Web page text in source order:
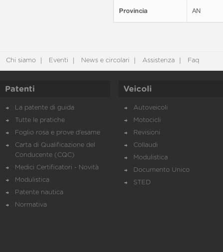
Provincia AN
Chi siamo Eventi News e circolari Assistenza Faq
Patenti
La patente di guida
Tutte le pratiche
Foglio rosa e prove d’esame
Carta di Qualificazione del
Conducente (CQC)
Medici Certificatori - Novità
Modulistica
Patente nautica
Normativa
Veicoli
Autoveicoli
Motocicli
Revisioni
Collaudi
Modulistica
Documento Unico
STED